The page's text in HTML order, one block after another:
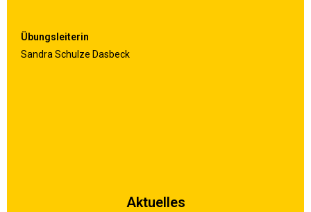
Übungsleiterin
Sandra Schulze Dasbeck
Aktuelles